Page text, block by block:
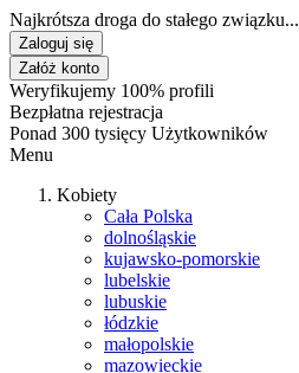
Najkrótsza droga do stałego związku...
Zaloguj się
Załóż konto
Weryfikujemy 100% profili
Bezpłatna rejestracja
Ponad 300 tysięcy Użytkowników
Menu
Kobiety
Cała Polska
dolnośląskie
kujawsko-pomorskie
lubelskie
lubuskie
łódzkie
małopolskie
mazowieckie